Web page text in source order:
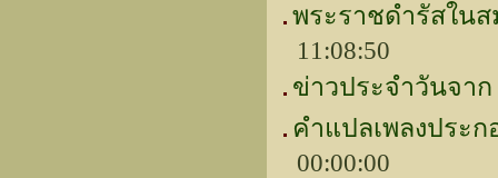
พระราชดำรัสใน
11:08:50
ข่าวประจำวันจาก
คำแปลเพลงประ
00:00:00